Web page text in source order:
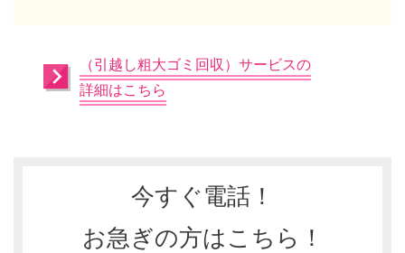
（引越し粗大ゴミ回収）サービスの
詳細はこちら
今すぐ電話！
お急ぎの方はこちら！